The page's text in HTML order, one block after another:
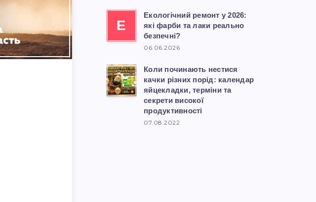
Е
Екологічний ремонт у 2026:
які фарби та лаки реально
безпечні?
06.06.2026
Коли починають нестися
качки різних порід: календар
яйцекладки, терміни та
секрети високої
продуктивності
07.08.2022